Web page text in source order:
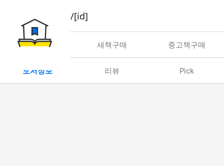
book/rent/[id]
대여 새책구매 중고책구매
도서정보 리뷰 Pick